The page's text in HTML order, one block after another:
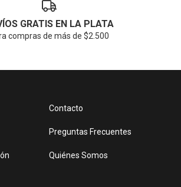
GRATIS EN LA PLATA
compras de más de $2.500
Contacto
Preguntas Frecuentes
Quiénes Somos